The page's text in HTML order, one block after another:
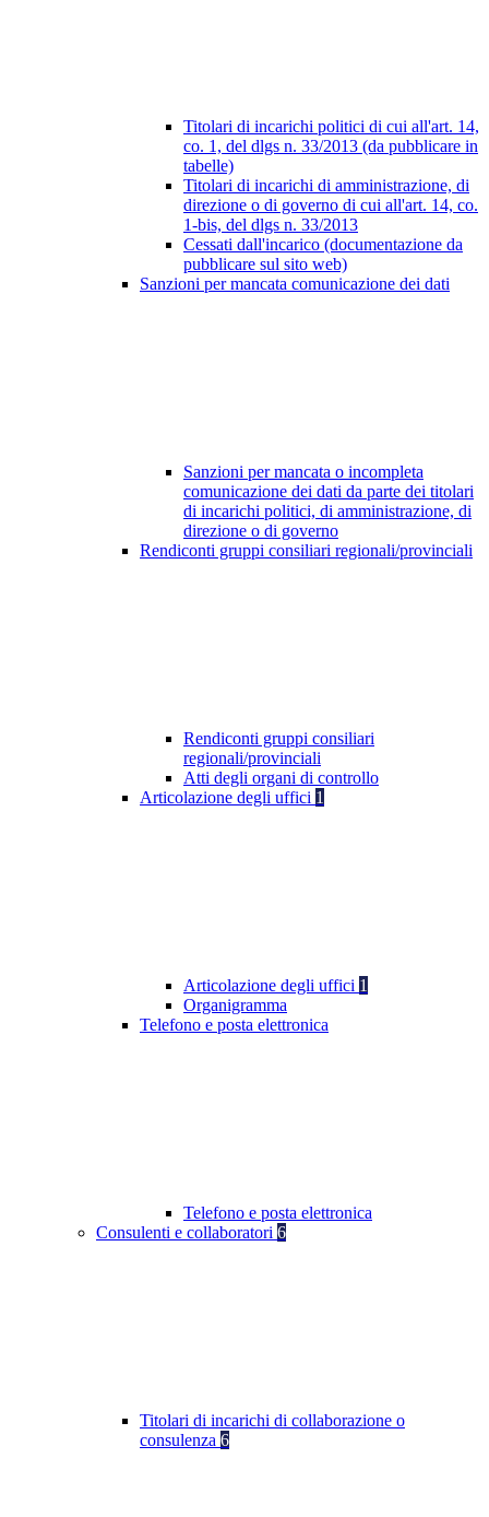
Titolari di incarichi politici di cui all'art. 14,
co. 1, del dlgs n. 33/2013 (da pubblicare in
tabelle)
Titolari di incarichi di amministrazione, di
direzione o di governo di cui all'art. 14, co.
1-bis, del dlgs n. 33/2013
Cessati dall'incarico (documentazione da
pubblicare sul sito web)
Sanzioni per mancata comunicazione dei dati
Sanzioni per mancata o incompleta
comunicazione dei dati da parte dei titolari
di incarichi politici, di amministrazione, di
direzione o di governo
Rendiconti gruppi consiliari regionali/provinciali
Rendiconti gruppi consiliari
regionali/provinciali
Atti degli organi di controllo
Articolazione degli uffici 1
Articolazione degli uffici 1
Organigramma
Telefono e posta elettronica
Telefono e posta elettronica
Consulenti e collaboratori 6
Titolari di incarichi di collaborazione o
consulenza 6